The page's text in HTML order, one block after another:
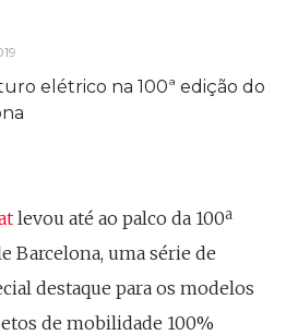
levou até ao palco da 100ª
Barcelona, uma série de
destaque para os modelos
de mobilidade 100%